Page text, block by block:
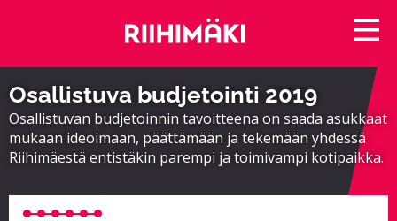
Osallistuva budjetointi 2019
Osallistuvan budjetoinnin tavoitteena on saada asukkaat
mukaan ideoimaan, päättämään ja tekemään yhdessä
Riihimäestä entistäkin parempi ja toimivampi kotipaikka.